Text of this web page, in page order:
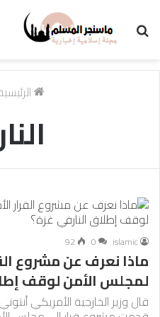
islamic
0
92
ماذا نعرف عن مشروع
لمجلس الأمن لوقف
قال وزير الخارجية الأمريكي